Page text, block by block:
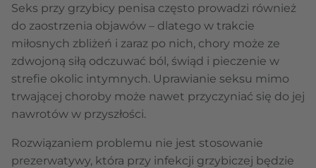
Seks przy grzybicy penisa często prowadzi również
do zaostrzenia objawów – dlatego w trakcie
miłosnych zbliżeń i zaraz po nich, chory może ze
zdwojoną siłą odczuwać ból, świąd i pieczenie w
strefie okolic intymnych. Uprawianie seksu mimo
trwającej choroby może nawet przyczyniać się do jej
nawrotów w przyszłości.
Rozwiązaniem problemu nie jest stosowanie
prezerwatywy, która przy infekcji grzybiczej będzie